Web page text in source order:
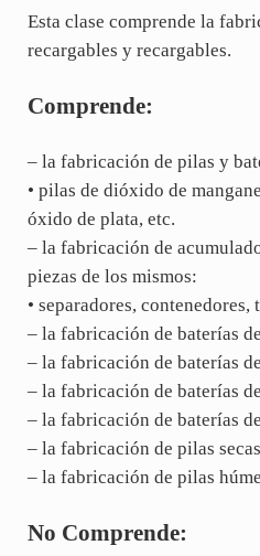
Esta clase comprende la
recargables y recargables.
Comprende:
– la fabricación de pilas y
• pilas de dióxido de
óxido de plata, etc.
– la fabricación de
piezas de los mismos:
• separadores, contenedores,
– la fabricación de baterías
– la fabricación de baterías
– la fabricación de baterías
– la fabricación de baterías
– la fabricación de pilas secas
– la fabricación de pilas
No Comprende: